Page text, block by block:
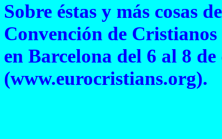
Sobre éstas y más cosas
Convención de
en Barcelona del 6 al 8
(www.eurocristians.org).